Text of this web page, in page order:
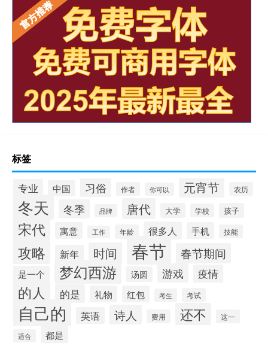
标签
专业 中国 习俗 作者 你可以 元宵节 农历
冬天 冬季 品牌 唐代 大学 学校 孩子
宋代 寓意 工作 年龄 很多人 手机 技能
攻略 新年 时间 春节 春节期间
是一个 梦幻西游 汤圆 游戏 疫情
的人 的是 礼物 红包 考生 考试
自己的 英语 诗人 费用 还不 这一
适合 都是